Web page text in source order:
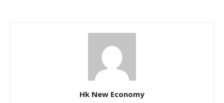
Hk New Economy